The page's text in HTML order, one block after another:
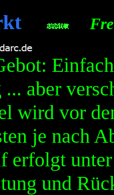
... aber
wird vor
je nach
erfolgt
und